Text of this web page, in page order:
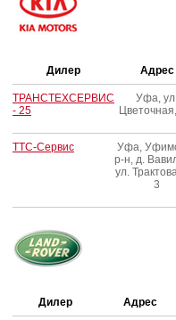
Дилер Адрес
ТРАНСТЕХСЕРВИС
- 25
Уфа,
ТТС-Сервис
Уфа,
р-н, д.
ул.
3
Дилер Адрес